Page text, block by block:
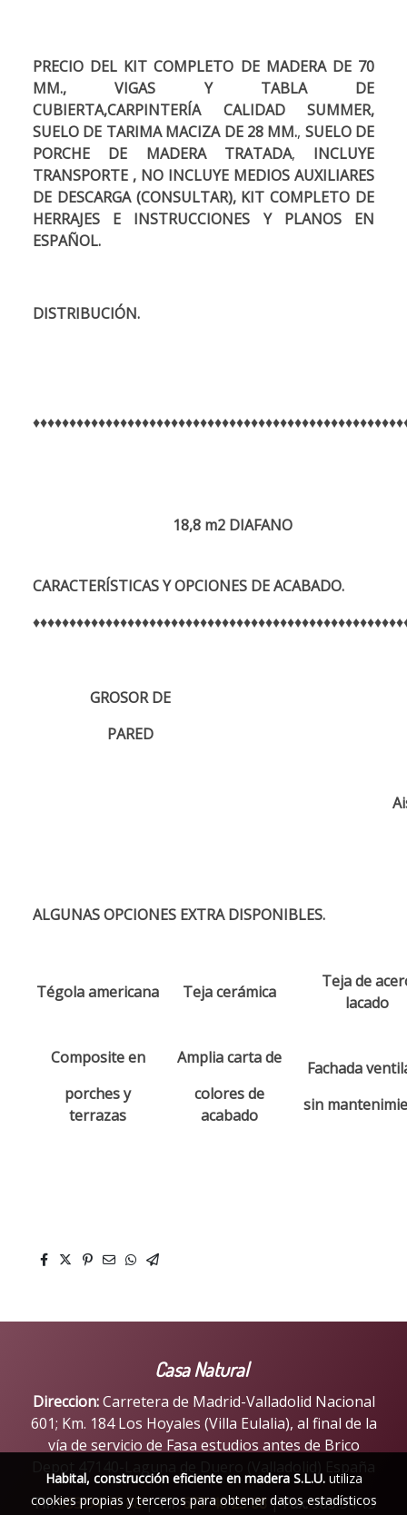
PRECIO DEL KIT COMPLETO DE MADERA DE 70
MM., VIGAS Y TABLA DE
CUBIERTA,CARPINTERÍA
CALIDAD SUMMER,
SUELO DE TARIMA MACIZA DE 28 MM., SUELO DE
PORCHE DE MADERA TRATADA, INCLUYE
TRANSPORTE , NO INCLUYE MEDIOS AUXILIARES
DE DESCARGA (CONSULTAR), KIT COMPLETO DE
HERRAJES E INSTRUCCIONES Y PLANOS EN
ESPAÑOL.
DISTRIBUCIÓN.
18,8 m2 DIAFANO
CARACTERÍSTICAS Y OPCIONES DE ACABADO.
GROSOR DE
PARED
ALGUNAS OPCIONES EXTRA DISPONIBLES.
Tégola americana Teja cerámica
Teja de
lacado
Composite en
porches y
terrazas
Amplia carta de
colores de
acabado
Fachada
sin
Casa Natural
Direccion:Carretera de Madrid-Valladolid Nacional
601; Km. 184 Los Hoyales (Villa Eulalia), al final de la
vía de servicio de Fasa estudios antes de Brico
Depot 47140-Laguna de Duero (Valladolid) España
Tlf:983 54 15 88|Tlf:677 40 23 68|Fax:983 54 15
Habital, construcción eficiente en madera S.L.U.utiliza
cookies propias y terceros para obtener datos estadísticos